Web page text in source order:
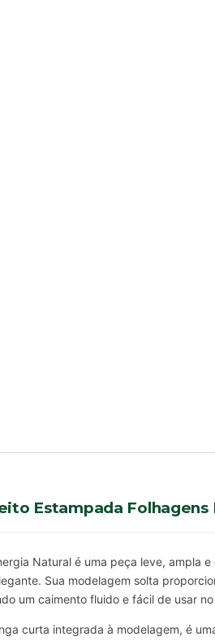
Estampada
Natural é uma peça leve,
Sua modelagem solta
um caimento fluido e fácil de usar
curta integrada à modelagem, é